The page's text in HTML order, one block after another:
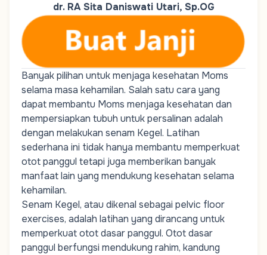
dr. RA Sita Daniswati Utari, Sp.OG
Banyak pilihan untuk menjaga kesehatan Moms
selama masa kehamilan. Salah satu cara yang
dapat membantu Moms menjaga kesehatan dan
mempersiapkan tubuh untuk persalinan adalah
dengan melakukan senam Kegel. Latihan
sederhana ini tidak hanya membantu memperkuat
otot panggul tetapi juga memberikan banyak
manfaat lain yang mendukung kesehatan selama
kehamilan.
Senam Kegel, atau dikenal sebagai pelvic floor
exercises, adalah latihan yang dirancang untuk
memperkuat otot dasar panggul. Otot dasar
panggul berfungsi mendukung rahim, kandung